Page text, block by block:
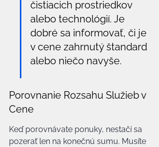
čistiacich prostriedkov
alebo technológií. Je
dobré sa informovať, či je
v cene zahrnutý štandard
alebo niečo navyše.
Porovnanie Rozsahu Služieb v
Cene
Keď porovnávate ponuky, nestačí sa
pozerať len na konečnú sumu. Musíte